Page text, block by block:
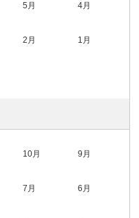
5月 4月
2月 1月
10月 9月
7月 6月